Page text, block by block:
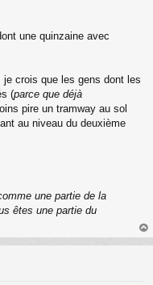
une quinzaine avec
crois que les gens dont les
(parce que déjà
pire un tramway au sol
au niveau du deuxième
une partie de la
êtes une partie du
au